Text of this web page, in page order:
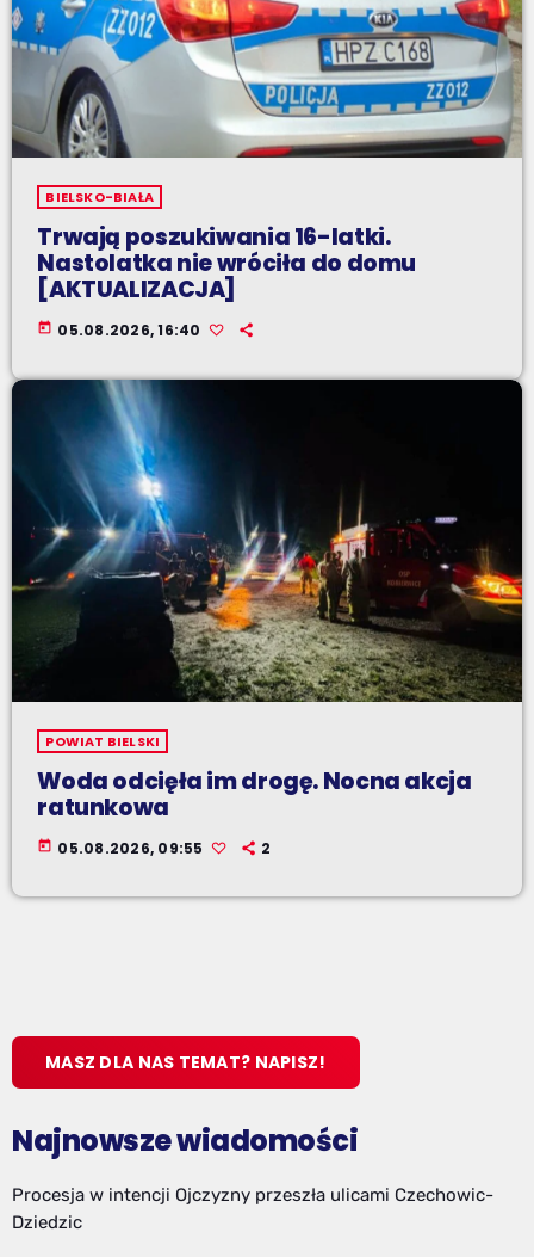
BIELSKO-BIAŁA
Trwają poszukiwania 16-latki.
Nastolatka nie wróciła do domu
[AKTUALIZACJA]
today 05.08.2026, 16:40
POWIAT BIELSKI
Woda odcięła im drogę. Nocna akcja
ratunkowa
today 05.08.2026, 09:55 2
MASZ DLA NAS TEMAT? NAPISZ!
Najnowsze wiadomości
Procesja w intencji Ojczyzny przeszła ulicami Czechowic-
Dziedzic